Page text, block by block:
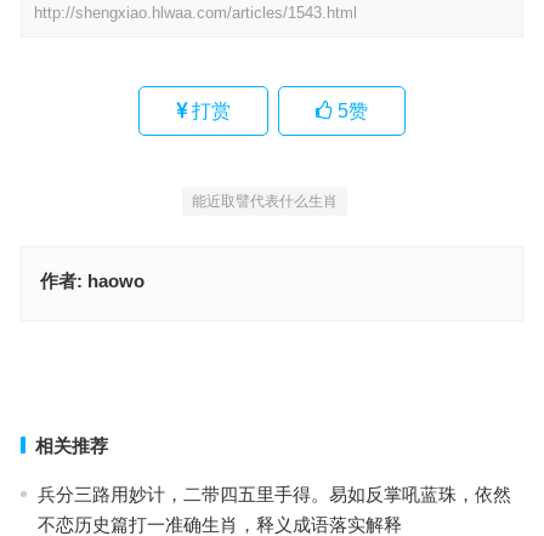
http://shengxiao.hlwaa.com/articles/1543.html
打赏 5赞
能近取譬代表什么生肖
作者: haowo
相关推荐
兵分三路用妙计，二带四五里手得。易如反掌吼蓝珠，依然
不恋历史篇打一准确生肖，释义成语落实解释